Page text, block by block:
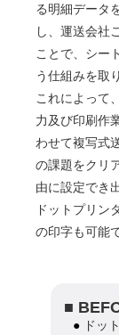
る明細データ
し、運送会社
ことで、シー
う仕組みを取
これによって
力及び印刷作
わせて複写式
の課題をクリ
由に設定でき
ドットプリン
の印字も可能
■
● ドットプリンタ―で送り状を印字しており処